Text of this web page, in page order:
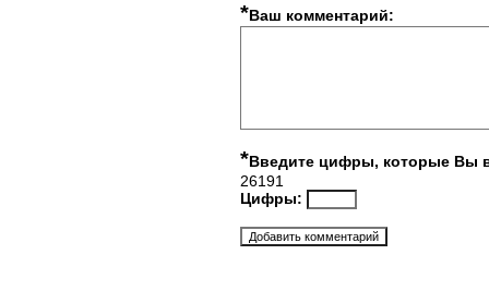
*Ваш комментарий:
*Введите цифры, которые Вы
26191
Цифры: